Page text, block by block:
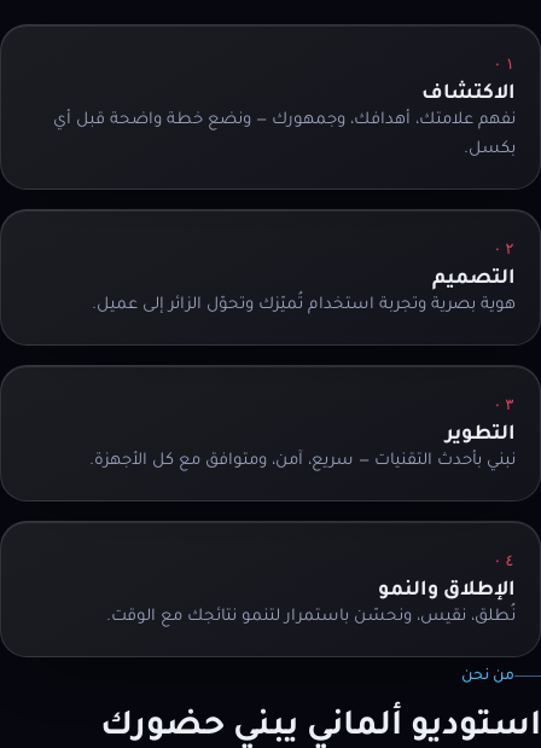
٠١
الاكتشاف
نفهم علامتك، أهدافك، وجمهورك — ونضع خطة واضحة قبل أي
بكسل.
٠٢
التصميم
هوية بصرية وتجربة استخدام تُميّزك وتحوّل الزائر إلى عميل.
٠٣
التطوير
نبني بأحدث التقنيات — سريع، آمن، ومتوافق مع كل الأجهزة.
٠٤
الإطلاق والنمو
نُطلق، نقيس، ونحسّن باستمرار لتنمو نتائجك مع الوقت.
من نحن
استوديو ألماني يبني حضورك